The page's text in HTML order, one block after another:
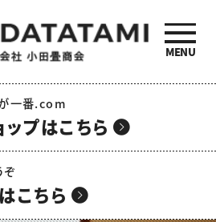
会のご紹介 | 畳
小田畳商会
一番.com
プはこちら
こちら
MENU